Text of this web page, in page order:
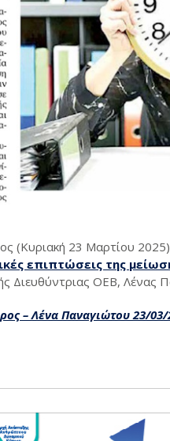
(Κυριακή 23 Μαρτίου
επιπτώσεις της
Διευθύντριας ΟΕΒ, Λένας
– Λένα Παναγιώτου 23/